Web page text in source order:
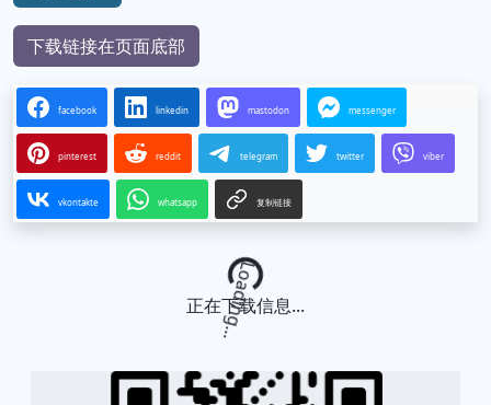
下载链接在页面底部
facebook linkedin mastodon messenger
pinterest reddit telegram twitter viber
vkontakte whatsapp 复制链接
Loading...
正在下载信息...